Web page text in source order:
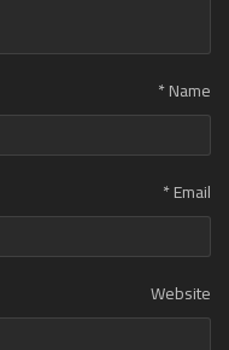
Name
*
Email
*
Website